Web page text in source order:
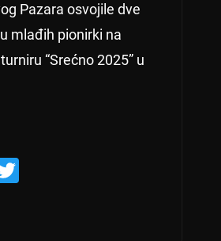
Pazara osvojile dve
mlađih pionirki na
“Srećno 2025” u